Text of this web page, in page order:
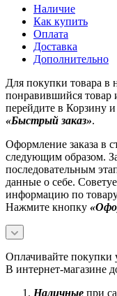
Наличие
Как купить
Оплата
Доставка
Дополнительно
Для покупки товара в
понравившийся товар
перейдите в Корзину
«Быстрый заказ».
Оформление заказа в
следующим образом.
последовательным
данные о себе.
информацию по
Нажмите кнопку
Оплачивайте покупки
В интернет-магазине
Наличные при